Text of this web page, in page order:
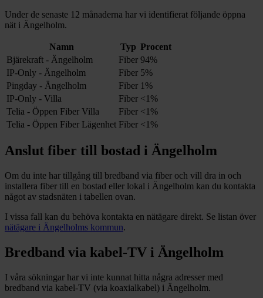
Under de senaste 12 månaderna har vi identifierat följande öppna
nät i Ängelholm.
Namn Typ Procent
Bjärekraft - Ängelholm
Fiber 94%
IP-Only - Ängelholm
Fiber 5%
Pingday - Ängelholm
Fiber 1%
IP-Only - Villa
Fiber <1%
Telia - Öppen Fiber Villa
Fiber <1%
Telia - Öppen Fiber Lägenhet Fiber <1%
Anslut fiber till bostad i Ängelholm
Om du inte har tillgång till bredband via fiber och vill dra in och
installera fiber till en bostad eller lokal i Ängelholm kan du kontakta
något av stadsnäten i tabellen ovan.
I vissa fall kan du behöva kontakta en nätägare direkt. Se listan över
nätägare i Ängelholms kommun.
Bredband via kabel-TV i Ängelholm
I våra sökningar har vi inte kunnat hitta några adresser med
bredband via kabel-TV (via koaxialkabel) i Ängelholm.